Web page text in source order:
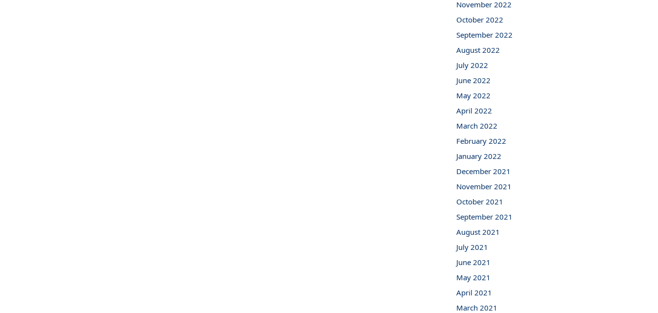
November 2022
October 2022
September 2022
August 2022
July 2022
June 2022
May 2022
April 2022
March 2022
February 2022
January 2022
December 2021
November 2021
October 2021
September 2021
August 2021
July 2021
June 2021
May 2021
April 2021
March 2021